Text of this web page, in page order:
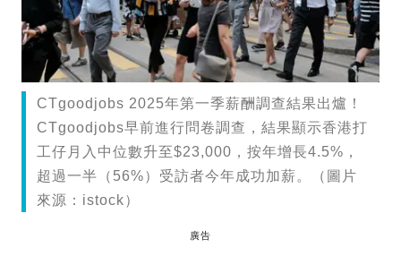
CTgoodjobs 2025年第一季薪酬調查結果出爐！
CTgoodjobs早前進行問卷調查，結果顯示香港打
工仔月入中位數升至$23,000，按年增長4.5%，
超過一半（56%）受訪者今年成功加薪。（圖片
來源：istock）
廣告